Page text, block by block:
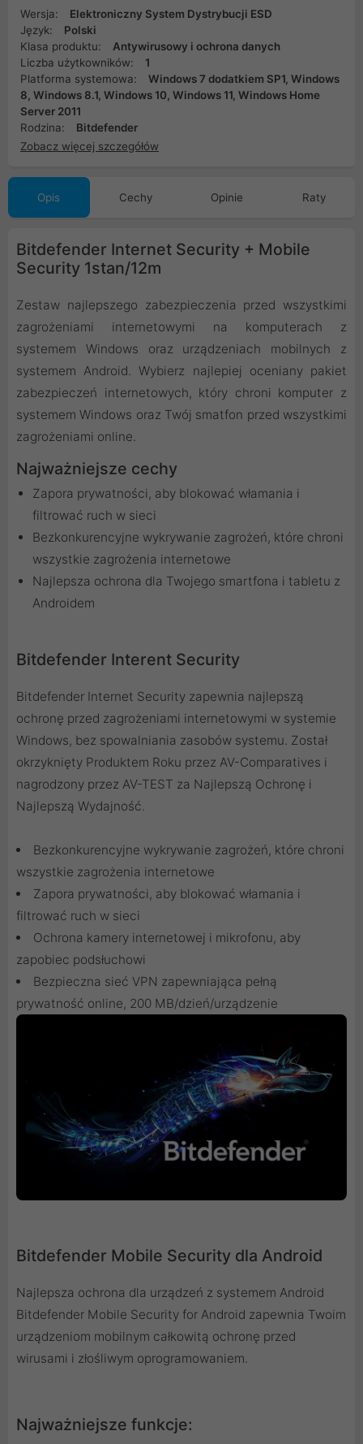
Wersja:
Elektroniczny System Dystrybucji ESD
Język:
Polski
Klasa produktu:
Antywirusowy i ochrona danych
Liczba użytkowników:
1
Platforma systemowa:
Windows 7 dodatkiem SP1, Windows
8, Windows 8.1, Windows 10, Windows 11, Windows Home
Server 2011
Rodzina:
Bitdefender
Zobacz więcej szczegółów
Opis Cechy Opinie Raty
Bitdefender Internet Security + Mobile
Security 1stan/12m
Zestaw najlepszego zabezpieczenia przed wszystkimi
zagrożeniami internetowymi na komputerach z
systemem Windows oraz urządzeniach mobilnych z
systemem Android. Wybierz najlepiej oceniany pakiet
zabezpieczeń internetowych, który chroni komputer z
systemem Windows oraz Twój smatfon przed wszystkimi
zagrożeniami online.
Najważniejsze cechy
Zapora prywatności, aby blokować włamania i
filtrować ruch w sieci
Bezkonkurencyjne wykrywanie zagrożeń, które chroni
wszystkie zagrożenia internetowe
Najlepsza ochrona dla Twojego smartfona i tabletu z
Androidem
Bitdefender Interent Security
Bitdefender Internet Security zapewnia najlepszą
ochronę przed zagrożeniami internetowymi w systemie
Windows, bez spowalniania zasobów systemu. Został
okrzyknięty Produktem Roku przez AV-Comparatives i
nagrodzony przez AV-TEST za Najlepszą Ochronę i
Najlepszą Wydajność.
Bezkonkurencyjne wykrywanie zagrożeń, które chroni
wszystkie zagrożenia internetowe
Zapora prywatności, aby blokować włamania i
filtrować ruch w sieci
Ochrona kamery internetowej i mikrofonu, aby
zapobiec podsłuchowi
Bezpieczna sieć VPN zapewniająca pełną
prywatność online, 200 MB/dzień/urządzenie
Bitdefender Mobile Security dla Android
Najlepsza ochrona dla urządzeń z systemem Android
Bitdefender Mobile Security for Android zapewnia Twoim
urządzeniom mobilnym całkowitą ochronę przed
wirusami i złośliwym oprogramowaniem.
Najważniejsze funkcje: